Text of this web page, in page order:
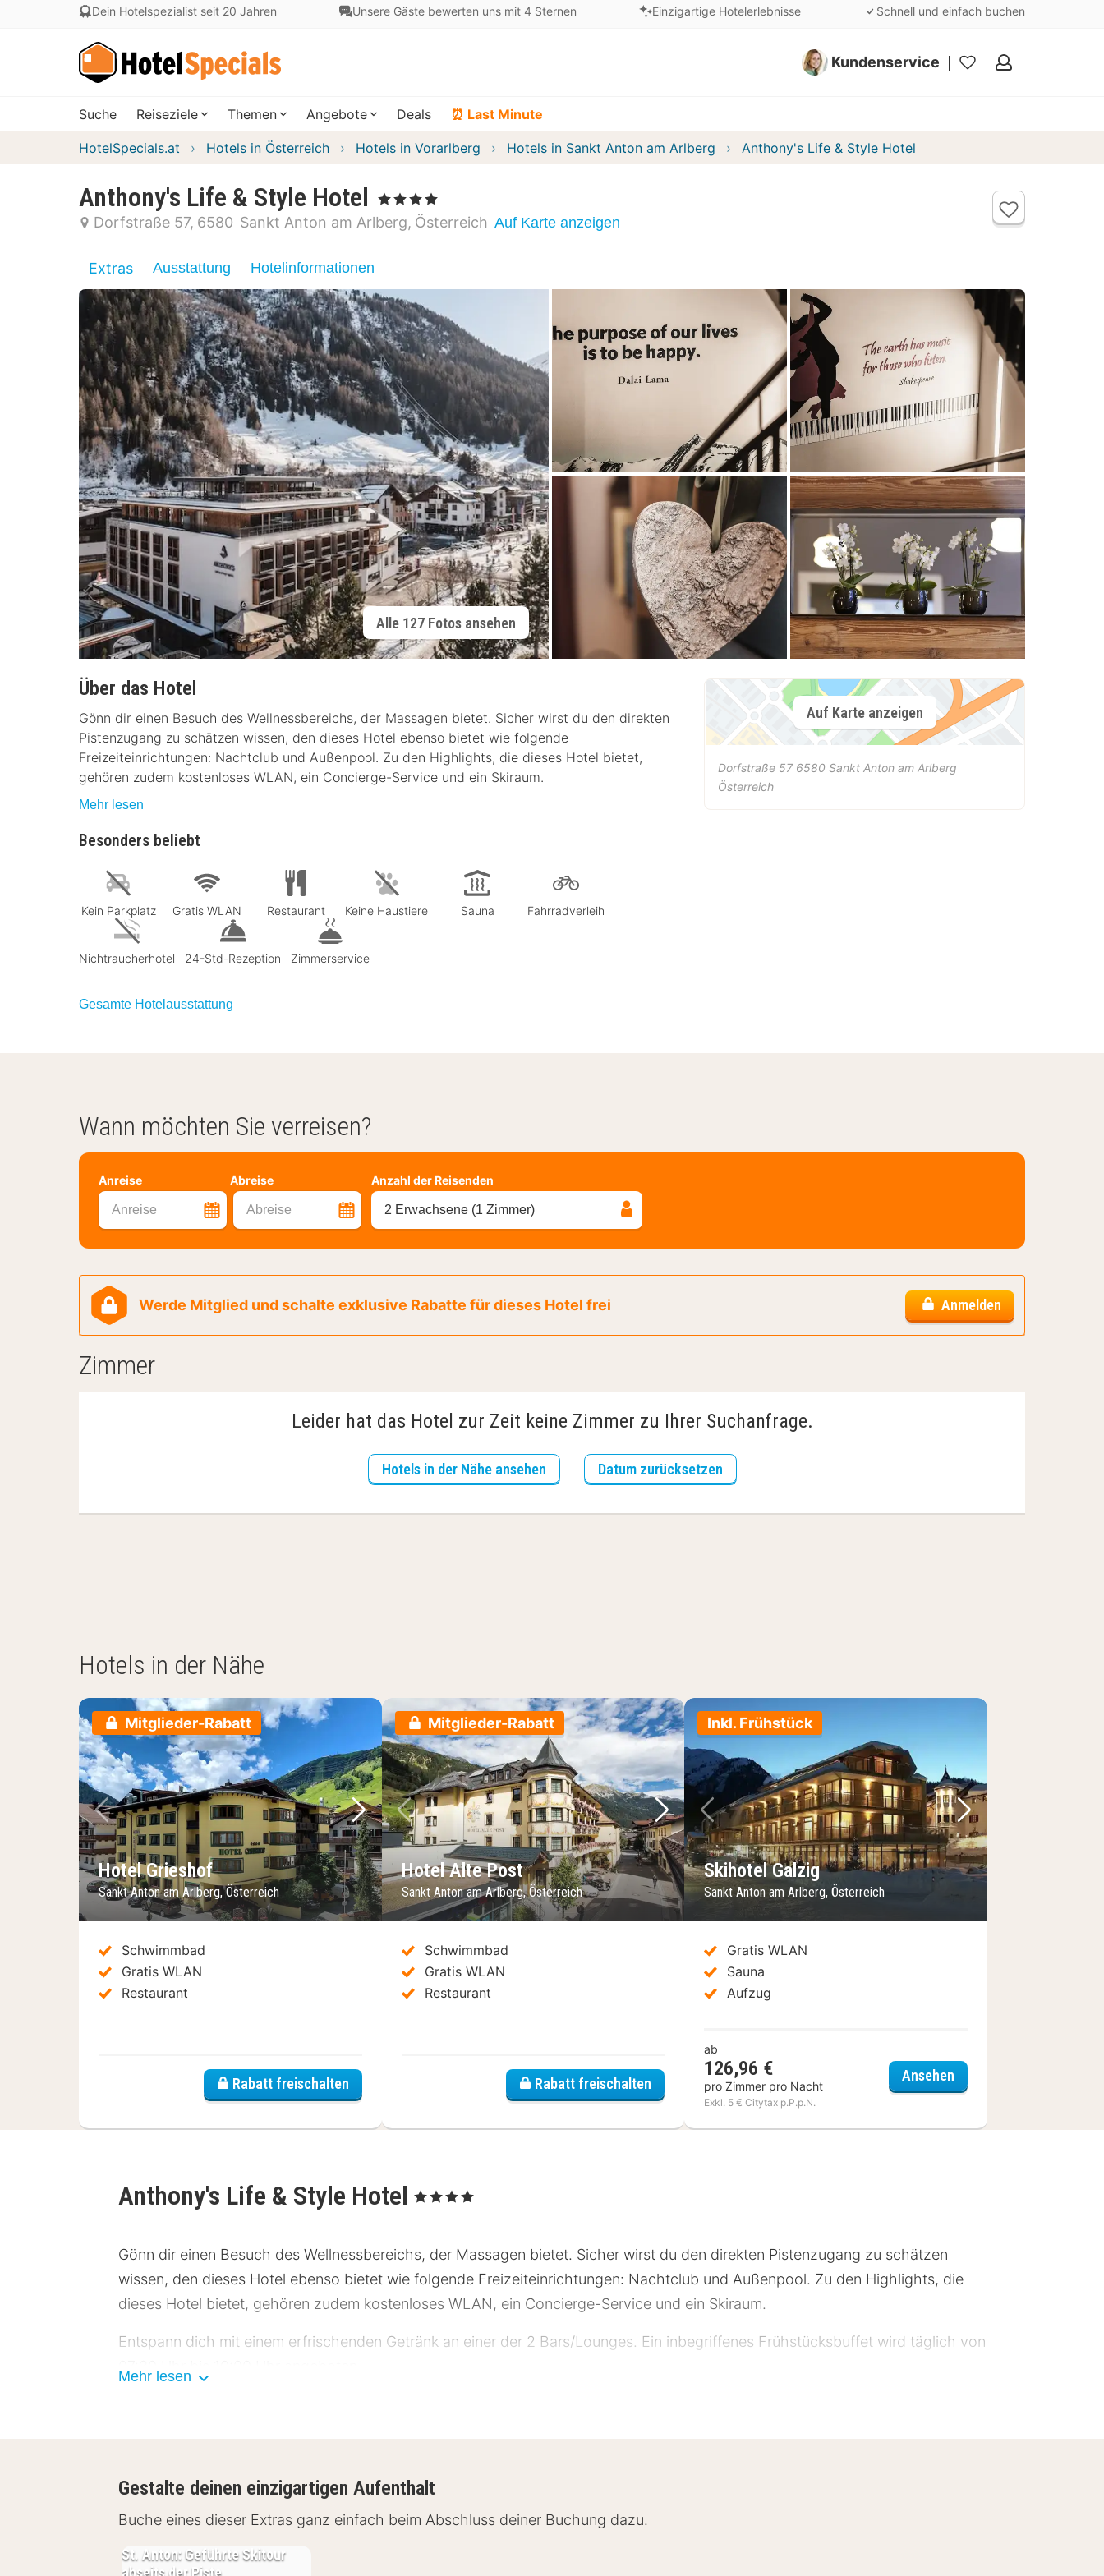
Dein Hotelspezialist seit 20 Jahren Unsere Gäste bewerten uns mit 4 Sternen Einzigartige Hotelerlebnisse Schnell und einfach buchen
Kundenservice
Meine
Suche Reiseziele Themen Angebote Deals ⏰ Last Minute
HotelSpecials.at Hotels in Österreich Hotels in Vorarlberg Hotels in Sankt Anton am Arlberg Anthony's Life & Style Hotel
Anthony's Life & Style Hotel , 4 Sterne
Dorfstraße 57 6580 Sankt Anton am Arlberg Österreich Auf Karte anzeigen
Extras Ausstattung Hotelinformationen
Alle 127 Fotos ansehen
Über das Hotel
Gönn dir einen Besuch des Wellnessbereichs, der Massagen bietet. Sicher wirst du den direkten
Pistenzugang zu schätzen wissen, den dieses Hotel ebenso bietet wie folgende
Freizeiteinrichtungen: Nachtclub und Außenpool. Zu den Highlights, die dieses Hotel bietet,
gehören zudem kostenloses WLAN, ein Concierge-Service und ein Skiraum.
Mehr lesen
Besonders beliebt
Kein Parkplatz Gratis WLAN Restaurant Keine Haustiere Sauna Fahrradverleih
Nichtraucherhotel 24-Std-Rezeption Zimmerservice
Gesamte Hotelausstattung
Auf Karte anzeigen
Dorfstraße 57 6580 Sankt Anton am Arlberg
Österreich
Wann möchten Sie verreisen?
Anreise Abreise
Anreise Abreise
Anzahl der Reisenden
2 Erwachsene (1 Zimmer)
Werde Mitglied und schalte exklusive Rabatte für dieses Hotel frei Anmelden
Zimmer
Leider hat das Hotel zur Zeit keine Zimmer zu Ihrer Suchanfrage.
Hotels in der Nähe ansehen Datum zurücksetzen
Hotels in der Nähe
Mitglieder-Rabatt
Vorheriges Bild
Nächstes Bild
Hotel Grieshof
Sankt Anton am Arlberg, Österreich
Schwimmbad
Gratis WLAN
Restaurant
Rabatt freischalten
Mitglieder-Rabatt
Vorheriges Bild
Nächstes Bild
Hotel Alte Post
Sankt Anton am Arlberg, Österreich
Schwimmbad
Gratis WLAN
Restaurant
Rabatt freischalten
Inkl. Frühstück
Vorheriges Bild
Nächstes Bild
Skihotel Galzig
Sankt Anton am Arlberg, Österreich
Gratis WLAN
Sauna
Aufzug
ab
126,96 €
pro Zimmer pro Nacht
Exkl. 5 € Citytax p.P.p.N.
AnsehenSkihotel Galzig
Anthony's Life & Style Hotel , 4 Sterne
Gönn dir einen Besuch des Wellnessbereichs, der Massagen bietet. Sicher wirst du den direkten Pistenzugang zu schätzen
wissen, den dieses Hotel ebenso bietet wie folgende Freizeiteinrichtungen: Nachtclub und Außenpool. Zu den Highlights, die
dieses Hotel bietet, gehören zudem kostenloses WLAN, ein Concierge-Service und ein Skiraum.
Entspann dich mit einem erfrischenden Getränk an einer der 2 Bars/Lounges. Ein inbegriffenes Frühstücksbuffet wird täglich von
Zum Angebot gehören kostenlose Zeitungen in der Lobby, ein Textilreinigungsservice und eine rund um die Uhr besetzte
Rezeption. Der Flughafentransfer (rund um die Uhr) ist kostenpflichtig; außerdem gibt es vor Ort Folgendes: Parken ohne
Service (kostenpflichtig).
Mehr lesen
Gestalte deinen einzigartigen Aufenthalt
Buche eines dieser Extras ganz einfach beim Abschluss deiner Buchung dazu.
St. Anton: Geführte Skitour
abseits der Piste